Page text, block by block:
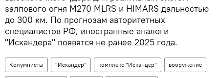
залпового огня M270 MLRS и HIMARS дальностью
до 300 км. По прогнозам авторитетных
специалистов РФ, иностранные аналоги
"Искандера" появятся не ранее 2025 года.
Колумнисты "Искандер" комплекс "Искандер" вооружение